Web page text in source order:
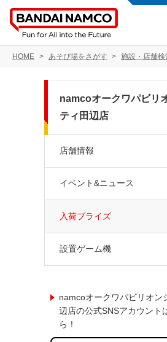
HOME あそび場をさがす 施設・店舗検
namcoオークワパビリ
ティ田辺店
店舗情報
イベント&ニュース
入荷プライズ
設置ゲーム機
namcoオークワパビリオン
辺店の公式SNSアカウント
ら！